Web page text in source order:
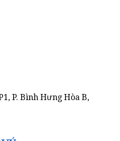
P. Bình Hưng Hòa B,